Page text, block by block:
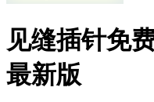
见缝插针免
最新版